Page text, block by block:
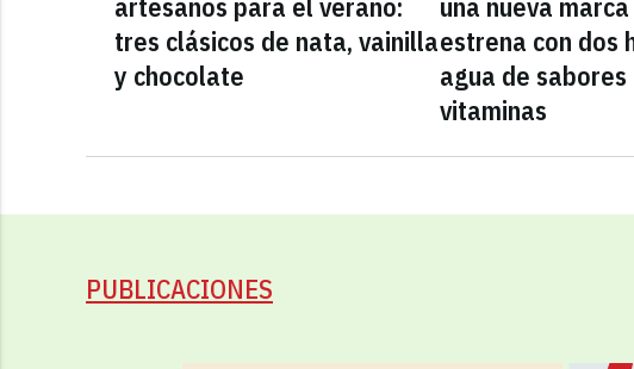
tres clásicos de nata, vainilla
y chocolate
estrena con dos
agua de
vitaminas
PUBLICACIONES